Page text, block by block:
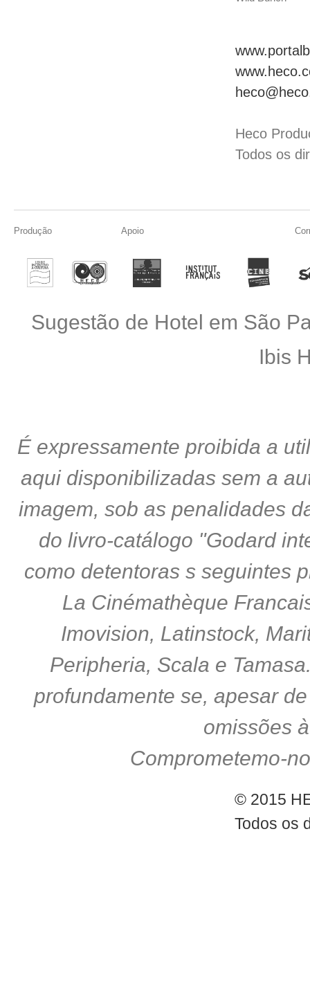
Heco
Todos os
Produção Apoio
Sugestão de Hotel em São
Ibis
É expressamente proibida a
aqui disponibilizadas sem a
imagem, sob as penalidades
do livro-catálogo "Godard
como detentoras s seguintes
La Cinémathèque
Imovision, Latinstock,
Peripheria, Scala e
profundamente se, apesar
omissões
Comprometemo-
© 2015
Todos os